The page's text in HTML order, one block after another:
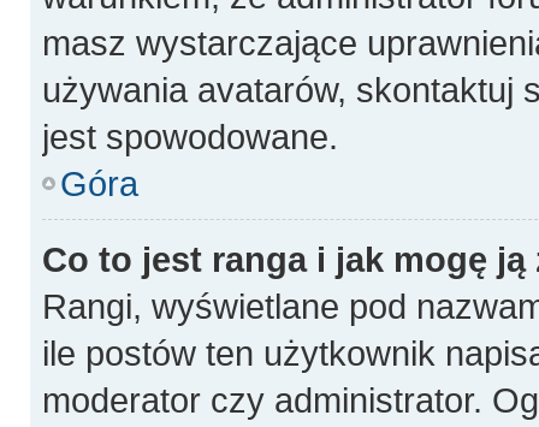
masz wystarczające
używania avatarów, skontaktuj
jest spowodowane.
Góra
Co to jest ranga i jak mogę ją
Rangi, wyświetlane pod
ile postów ten użytkownik
moderator czy administrator.